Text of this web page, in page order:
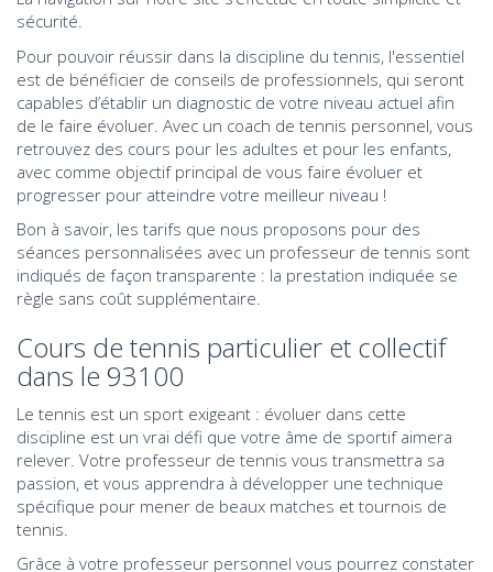
sécurité.
Pour pouvoir réussir dans la discipline du tennis, l'essentiel
est de bénéficier de conseils de professionnels, qui seront
capables d’établir un diagnostic de votre niveau actuel afin
de le faire évoluer. Avec un coach de tennis personnel, vous
retrouvez des cours pour les adultes et pour les enfants,
avec comme objectif principal de vous faire évoluer et
progresser pour atteindre votre meilleur niveau !
Bon à savoir, les tarifs que nous proposons pour des
séances personnalisées avec un professeur de tennis sont
indiqués de façon transparente : la prestation indiquée se
règle sans coût supplémentaire.
Cours de tennis particulier et collectif
dans le 93100
Le tennis est un sport exigeant : évoluer dans cette
discipline est un vrai défi que votre âme de sportif aimera
relever. Votre professeur de tennis vous transmettra sa
passion, et vous apprendra à développer une technique
spécifique pour mener de beaux matches et tournois de
tennis.
Grâce à votre professeur personnel vous pourrez constater